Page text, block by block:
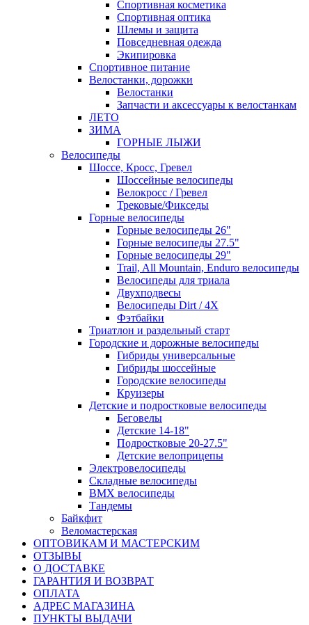
Спортивная косметика
Спортивная оптика
Шлемы и защита
Повседневная одежда
Экипировка
Спортивное питание
Велостанки, дорожки
Велостанки
Запчасти и аксессуары к велостанкам
ЛЕТО
ЗИМА
ГОРНЫЕ ЛЫЖИ
Велосипеды
Шоссе, Кросс, Гревел
Шоссейные велосипеды
Велокросс / Гревел
Трековые/Фикседы
Горные велосипеды
Горные велосипеды 26"
Горные велосипеды 27.5"
Горные велосипеды 29"
Trail, All Mountain, Enduro велосипеды
Велосипеды для триала
Двухподвесы
Велосипеды Dirt / 4X
Фэтбайки
Триатлон и раздельный старт
Городские и дорожные велосипеды
Гибриды универсальные
Гибриды шоссейные
Городские велосипеды
Круизеры
Детские и подростковые велосипеды
Беговелы
Детские 14-18"
Подростковые 20-27.5"
Детские велоприцепы
Электровелосипеды
Складные велосипеды
BMX велосипеды
Тандемы
Байкфит
Веломастерская
ОПТОВИКАМ И МАСТЕРСКИМ
ОТЗЫВЫ
О ДОСТАВКЕ
ГАРАНТИЯ И ВОЗВРАТ
ОПЛАТА
АДРЕС МАГАЗИНА
ПУНКТЫ ВЫДАЧИ